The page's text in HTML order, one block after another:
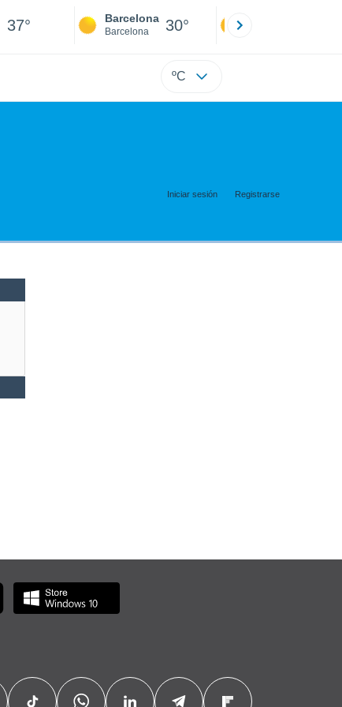
37° Barcelona
Barcelona 30°
ºC
Iniciar sesión Registrarse